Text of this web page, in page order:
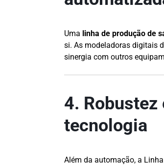
Uma linha de produção de
si. As modeladoras digitais
sinergia com outros
4. Robustez
tecnologia
Além da automação, a